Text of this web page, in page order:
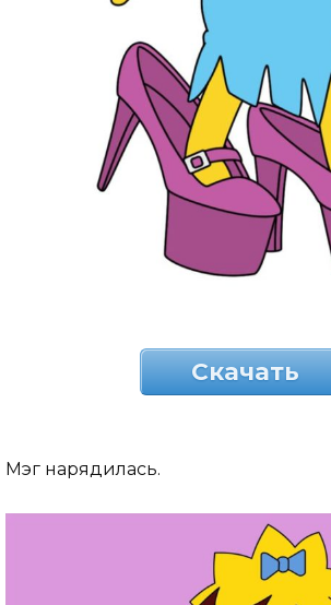
Скачать
Мэг нарядилась.